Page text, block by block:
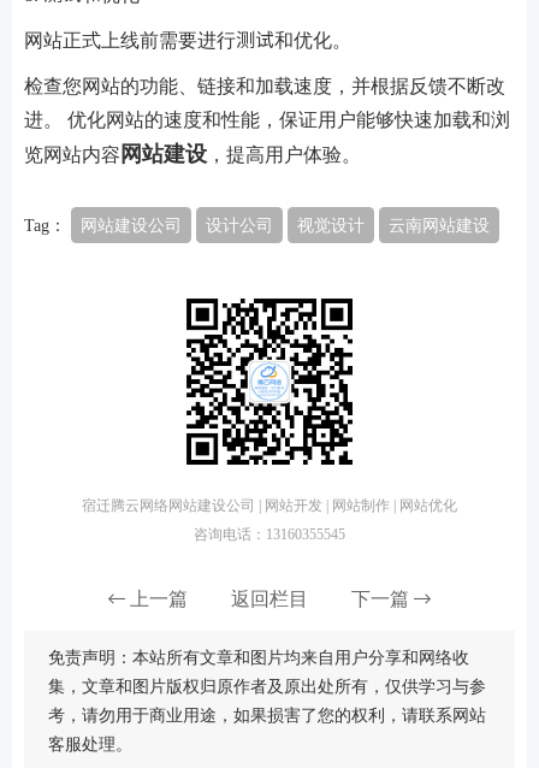
网站正式上线前需要进行测试和优化。
检查您网站的功能、链接和加载速度，并根据反馈不断改
进。 优化网站的速度和性能，保证用户能够快速加载和浏
览网站内容 网站建设 ，提高用户体验。
Tag： 网站建设公司 设计公司 视觉设计 云南网站建设
宿迁腾云网络网站建设公司 | 网站开发 | 网站制作 | 网站优化
咨询电话：13160355545
上一篇 返回栏目 下一篇
免责声明：本站所有文章和图片均来自用户分享和网络收
集，文章和图片版权归原作者及原出处所有，仅供学习与参
考，请勿用于商业用途，如果损害了您的权利，请联系网站
客服处理。